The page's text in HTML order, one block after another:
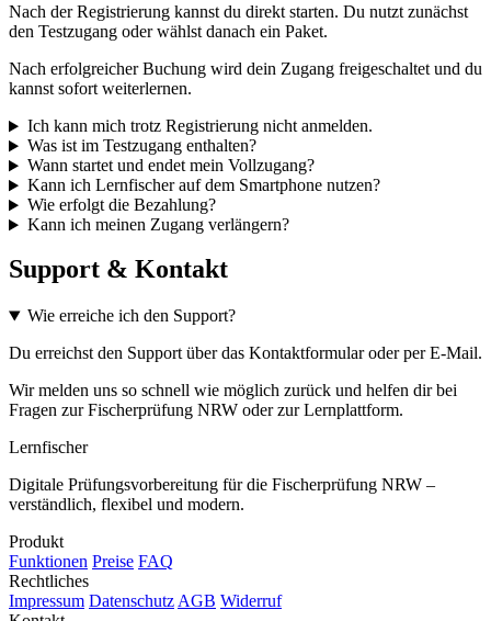
Nach der Registrierung kannst du direkt starten. Du nutzt zunächst
den Testzugang oder wählst danach ein Paket.
Nach erfolgreicher Buchung wird dein Zugang freigeschaltet und du
kannst sofort weiterlernen.
Ich kann mich trotz Registrierung nicht anmelden.
Was ist im Testzugang enthalten?
Wann startet und endet mein Vollzugang?
Kann ich Lernfischer auf dem Smartphone nutzen?
Wie erfolgt die Bezahlung?
Kann ich meinen Zugang verlängern?
Support & Kontakt
Wie erreiche ich den Support?
Du erreichst den Support über das Kontaktformular oder per E-Mail.
Wir melden uns so schnell wie möglich zurück und helfen dir bei
Fragen zur Fischerprüfung NRW oder zur Lernplattform.
Lernfischer
Digitale Prüfungsvorbereitung für die Fischerprüfung NRW –
verständlich, flexibel und modern.
Produkt
Funktionen Preise FAQ
Rechtliches
Impressum Datenschutz AGB Widerruf